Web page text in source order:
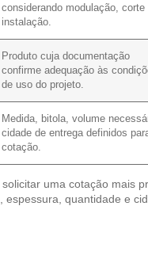
considerando modulação, corte
instalação.
Produto cuja documentação
confirme adequação às
de uso do projeto.
Medida, bitola, volume
cidade de entrega definidos
cotação.
solicitar uma cotação mais
espessura, quantidade e